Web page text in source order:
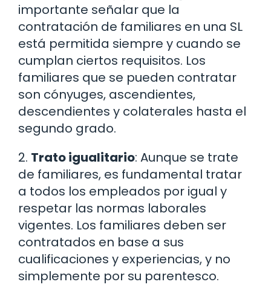
importante señalar que la
contratación de familiares en una SL
está permitida siempre y cuando se
cumplan ciertos requisitos. Los
familiares que se pueden contratar
son cónyuges, ascendientes,
descendientes y colaterales hasta el
segundo grado.
2. Trato igualitario: Aunque se trate
de familiares, es fundamental tratar
a todos los empleados por igual y
respetar las normas laborales
vigentes. Los familiares deben ser
contratados en base a sus
cualificaciones y experiencias, y no
simplemente por su parentesco.